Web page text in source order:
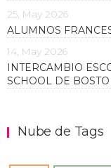
25, May 2026
ALUMNOS
14, May 2026
INTERCAMBIO
SCHOOL DE
Nube de Tags